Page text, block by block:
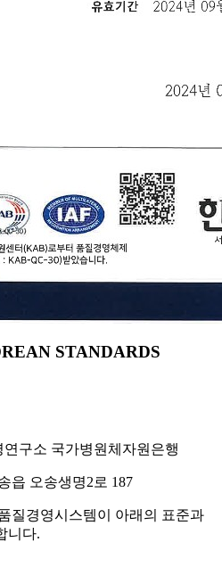
STANDARDS
구소 국가병원체자원은행
읍 오송생명2로 187
질경영시스템이 아래의 표준과
니다.